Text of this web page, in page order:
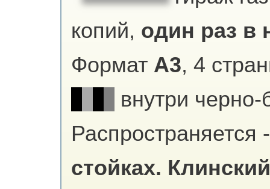
копий, один раз в
Формат А3, 4
внутри черно-
Распространяется -
стойках.